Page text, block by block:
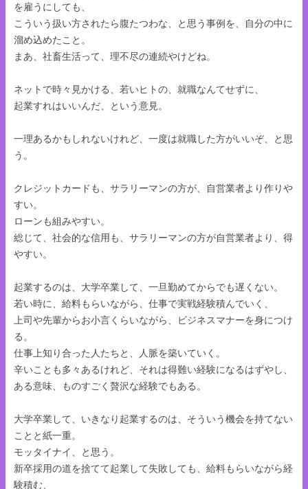
を雇うにしても、
こういう扱い方されたら腹たつわな、と思う事例を、自分の中に
溜め込めたこと。
まあ、社畜生活って、理不尽の連続やけどね。
ネットで時々見かける、若いヒトの、就職なんてせずに、
起業すれはいいんだ、という意見。
一理あるかもしれないけれど、一度は就職した方がいいぞ、と思
う。
クレジットカードも、サラリーマンの方が、自営業者より作りや
すい。
ローンも組みやすい。
総じて、社会的な信用も、サラリーマンの方が自営業者より、得
やすい。
起業するのは、大学卒業して、一旦勤めてからでも遅くない。
若い時に、給料もらいながら、仕事で実戦経験積んでいく、
上司や先輩からお小言くらいながら、ビジネスマナーを身につけ
る。
仕事上知り合った人たちと、人脈を築いていく。
辛いことも多々あるけれど、それは得難い経験になるはずやし、
ある意味、ものすごく贅沢な経験でもある。
大学卒業して、いきなり起業するのは、そういう機会を持てない
ことと紙一重。
モッタイナイ、と思う。
新卒採用の道を捨てて起業して失敗しても、給料もらいながら経
験積む、